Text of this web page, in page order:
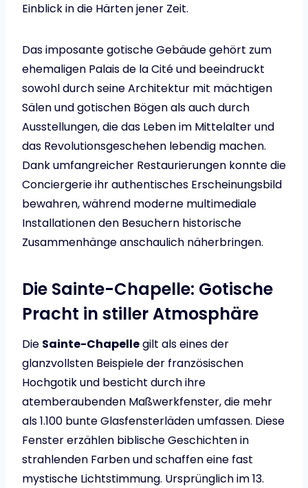
Einblick in die Härten jener Zeit.
Das imposante gotische Gebäude gehört zum
ehemaligen Palais de la Cité und beeindruckt
sowohl durch seine Architektur mit mächtigen
Sälen und gotischen Bögen als auch durch
Ausstellungen, die das Leben im Mittelalter und
das Revolutionsgeschehen lebendig machen.
Dank umfangreicher Restaurierungen konnte die
Conciergerie ihr authentisches Erscheinungsbild
bewahren, während moderne multimediale
Installationen den Besuchern historische
Zusammenhänge anschaulich näherbringen.
Die Sainte-Chapelle: Gotische
Pracht in stiller Atmosphäre
Die Sainte-Chapellegilt als eines der
glanzvollsten Beispiele der französischen
Hochgotik und besticht durch ihre
atemberaubenden Maßwerkfenster, die mehr
als 1.100 bunte Glasfensterläden umfassen. Diese
Fenster erzählen biblische Geschichten in
strahlenden Farben und schaffen eine fast
mystische Lichtstimmung. Ursprünglich im 13.